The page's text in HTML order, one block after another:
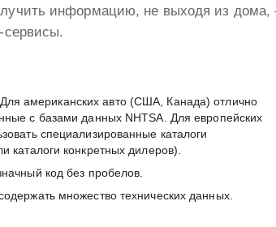
информацию, не выходя из дома,
сервисы.
Для американских авто (США, Канада) отлично
с базами данных NHTSA. Для европейских
специализированные каталоги
каталоги конкретных дилеров).
код без пробелов.
множество технических данных.